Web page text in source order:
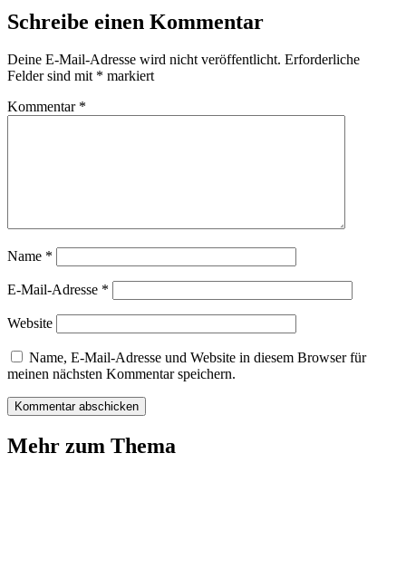
Schreibe einen Kommentar
Deine E-Mail-Adresse wird nicht veröffentlicht. Erforderliche
Felder sind mit * markiert
Kommentar *
Name *
E-Mail-Adresse *
Website
Name, E-Mail-Adresse und Website in diesem Browser für
meinen nächsten Kommentar speichern.
Mehr zum Thema